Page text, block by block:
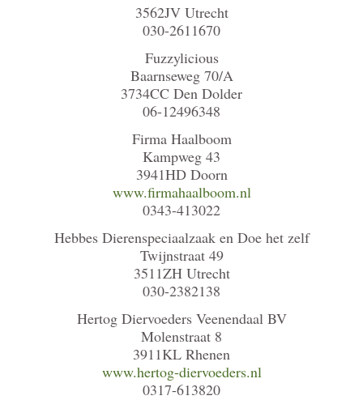
3562JV Utrecht
030-2611670
Fuzzylicious
Baarnseweg 70/A
3734CC Den Dolder
06-12496348
Firma Haalboom
Kampweg 43
3941HD Doorn
www.firmahaalboom.nl
0343-413022
Hebbes Dierenspeciaalzaak en Doe het zelf
Twijnstraat 49
3511ZH Utrecht
030-2382138
Hertog Diervoeders Veenendaal BV
Molenstraat 8
3911KL Rhenen
www.hertog-diervoeders.nl
0317-613820